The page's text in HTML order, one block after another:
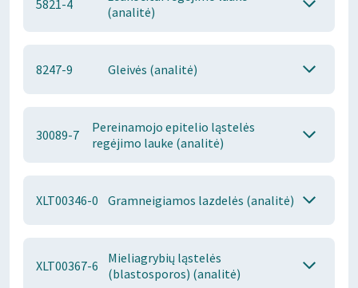
5821-4
(analitė)
8247-9 Gleivės (analitė)
30089-7
Pereinamojo epitelio ląstelės
regėjimo lauke (analitė)
XLT00346-0 Gramneigiamos lazdelės (analitė)
XLT00367-6
Mieliagrybių ląstelės
(blastosporos) (analitė)